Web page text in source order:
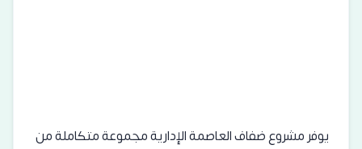
يوفر مشروع ضفاف العاصمة الإدارية مجموعة متكاملة من